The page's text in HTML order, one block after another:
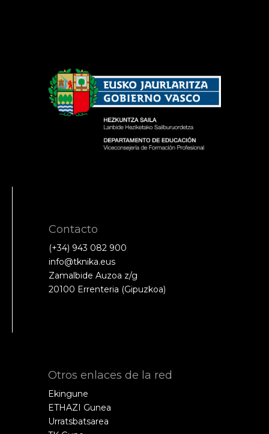
Contacto
(+34) 943 082 900
info@tknika.eus
Zamalbide Auzoa z/g
20100 Errenteria (Gipuzkoa)
Otros enlaces de la red
Ekingune
ETHAZI Gunea
Urratsbatsarea